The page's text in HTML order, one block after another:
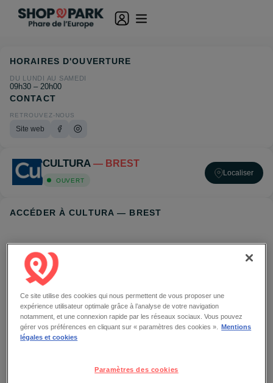
CULTURA — BREST
OUVERT
Localiser
ACCÉDER À CULTURA — BREST
HORAIRES D'OUVERTURE
DU LUNDI AU SAMEDI
09h30 – 20h00
CONTACT
RETROUVEZ-NOUS
Site web
Ce site utilise des cookies qui nous permettent de vous proposer une
expérience utilisateur optimale grâce à l’analyse de votre navigation
notamment, et une connexion rapide par les réseaux sociaux. Vous pouvez
gérer vos préférences en cliquant sur « paramètres des cookies ».
Mentions
légales et cookies
Paramètres des cookies